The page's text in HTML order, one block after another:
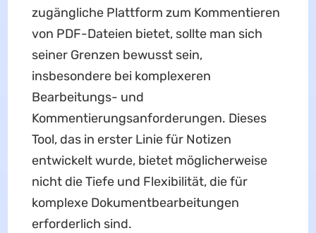
zugängliche Plattform zum Kommentieren
von PDF-Dateien bietet, sollte man sich
seiner Grenzen bewusst sein,
insbesondere bei komplexeren
Bearbeitungs- und
Kommentierungsanforderungen. Dieses
Tool, das in erster Linie für Notizen
entwickelt wurde, bietet möglicherweise
nicht die Tiefe und Flexibilität, die für
komplexe Dokumentbearbeitungen
erforderlich sind.